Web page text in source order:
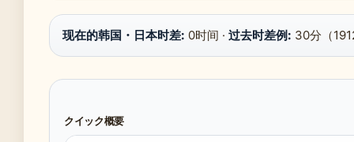
现在的韩国・日本时差: 0时间 · 过去时差例: 30分（
クイック概要